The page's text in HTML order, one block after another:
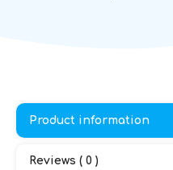
Product information
Reviews ( 0 )